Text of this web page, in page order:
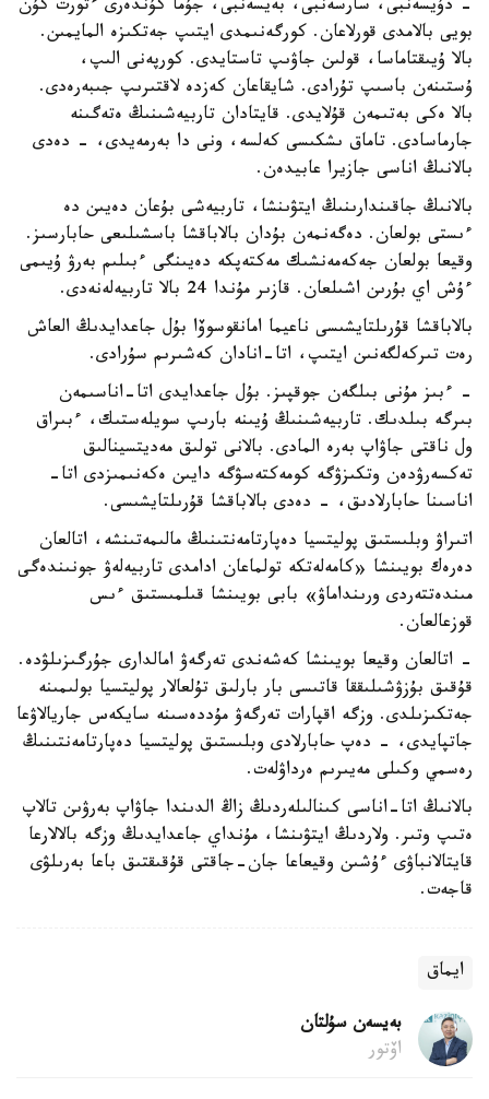
- دۇيسەنبى، سارسەنبى، بەيسەنبى، جۇما كۇندەرى ءتورت كۇن
بويى بالامدى قورلاعان. كورگەنىمدى ايتىپ جەتكىزە المايمىن.
بالا ۇيىقتاماسا، قولىن جاۋىپ تاستايدى. كورپەنى الىپ،
ۇستىنەن باسىپ تۇرادى. شايقاعان كەزدە لاقتىرىپ جىبەرەدى.
بالا ەكى بەتىمەن قۇلايدى. قايتادان تاربيەشىنىڭ ەتەگىنە
جارماسادى. تاماق ىشكىسى كەلسە، ونى دا بەرمەيدى، - دەدى
بالانىڭ اناسى جازيرا عابيدەن.
بالانىڭ جاقىندارىنىڭ ايتۋىنشا، تاربيەشى بۇعان دەيىن دە
ءىستى بولعان. دەگەنمەن بۇدان بالاباقشا باسشىلىعى حابارسىز.
وقيعا بولعان جەكەمەنشىك مەكتەپكە دەيىنگى ءبىلىم بەرۋ ۇيىمى
ءۇش اي بۇرىن اشىلعان. قازىر مۇندا 24 بالا تاربيەلەنەدى.
بالاباقشا قۇرىلتايشىسى ناعيما امانقوسوۆا بۇل جاعدايدىڭ العاش
رەت تىركەلگەنىن ايتىپ، اتا-انادان كەشىرىم سۇرادى.
- ءبىز مۇنى بىلگەن جوقپىز. بۇل جاعدايدى اتا-اناسىمەن
بىرگە بىلدىك. تاربيەشىنىڭ ۇيىنە بارىپ سويلەستىك، ءبىراق
ول ناقتى جاۋاپ بەرە المادى. بالانى تولىق مەديتسينالىق
تەكسەرۋدەن وتكىزۋگە كومەكتەسۋگە دايىن ەكەنىمىزدى اتا-
اناسىنا حابارلادىق، - دەدى بالاباقشا قۇرىلتايشىسى.
اتىراۋ وبلىستىق پوليتسيا دەپارتامەنتىنىڭ مالىمەتىنشە، اتالعان
دەرەك بويىنشا «كامەلەتكە تولماعان ادامدى تاربيەلەۋ جونىندەگى
مىندەتتەردى ورىنداماۋ» بابى بويىنشا قىلمىستىق ءىس
قوزعالعان.
- اتالعان وقيعا بويىنشا كەشەندى تەرگەۋ امالدارى جۇرگىزىلۋدە.
قۇقىق بۇزۋشىلىققا قاتىسى بار بارلىق تۇلعالار پوليتسيا بولىمىنە
جەتكىزىلدى. وزگە اقپارات تەرگەۋ مۇددەسىنە سايكەس جاريالاۋعا
جاتپايدى، - دەپ حابارلادى وبلىستىق پوليتسيا دەپارتامەنتىنىڭ
رەسمي وكىلى مەيىرىم ەرداۋلەت.
بالانىڭ اتا-اناسى كىنالىلەردىڭ زاڭ الدىندا جاۋاپ بەرۋىن تالاپ
ەتىپ وتىر. ولاردىڭ ايتۋىنشا، مۇنداي جاعدايدىڭ وزگە بالالارعا
قايتالانباۋى ءۇشىن وقيعاعا جان-جاقتى قۇقىقتىق باعا بەرىلۋى
قاجەت.
ايماق
بەيسەن سۇلتان
اۆتور